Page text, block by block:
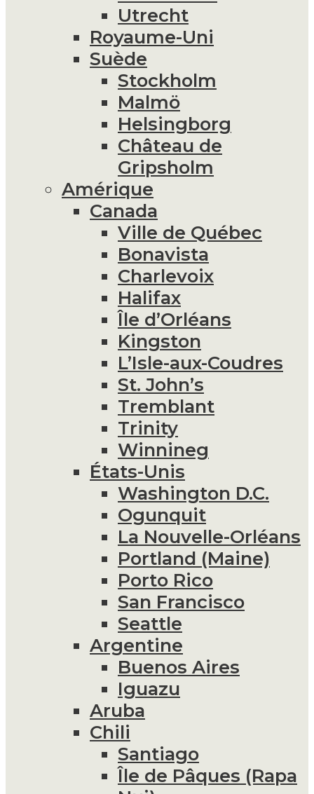
Utrecht
Royaume-Uni
Suède
Stockholm
Malmö
Helsingborg
Château de
Gripsholm
Amérique
Canada
Ville de Québec
Bonavista
Charlevoix
Halifax
Île d’Orléans
Kingston
L’Isle-aux-Coudres
St. John’s
Tremblant
Trinity
Winnineg
États-Unis
Washington D.C.
Ogunquit
La Nouvelle-Orléans
Portland (Maine)
Porto Rico
San Francisco
Seattle
Argentine
Buenos Aires
Iguazu
Aruba
Chili
Santiago
Île de Pâques (Rapa